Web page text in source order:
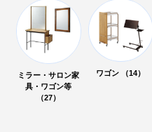
ミラー・サロン家
具・ワゴン等
（27）
ワゴン （14）